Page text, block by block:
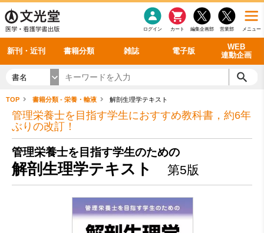
メニュー
営業部
編集企画部
カート
ログイン
新刊・近刊 書籍分類 雑誌 電子版
WEB
連動企画
感染症 老年医学
看護・介護
呼吸器
循環器
シリーズ一覧
雑誌投稿規定
理学療法
雑誌案内・年間購読 最新号 バックナンバー
電子書籍
電子雑誌
書籍「データに基づく臨床動作分析」WEB動画
書籍「眼手術学」WEB動画
書籍「神経症候学 II 改訂第二版」 WEB動画
新刊一覧
今後の発行予定
書名
TOP 書籍分類 - 栄養・輸液 解剖生理学テキスト
管理栄養士を目指す学生におすすめ教科書，約6年
ぶりの改訂！
管理栄養士を目指す学生のための
解剖生理学テキスト 第5版